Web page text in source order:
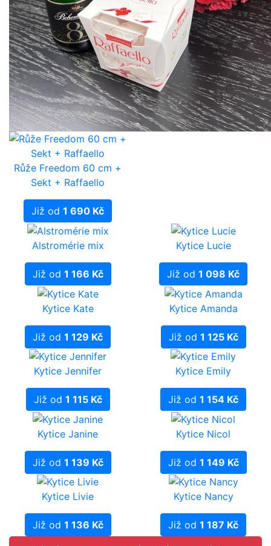
Růže Freedom 60 cm +
Sekt + Raffaello
Již od 1 690 Kč
Alstromérie mix
Již od 1 166 Kč
Kytice Lucie
Již od 1 098 Kč
Kytice Kate
Již od 1 129 Kč
Kytice Amanda
Již od 1 125 Kč
Kytice Jennifer
Již od 1 115 Kč
Kytice Emily
Již od 1 154 Kč
Kytice Janine
Již od 1 139 Kč
Kytice Nicol
Již od 1 149 Kč
Kytice Livie
Již od 1 136 Kč
Kytice Nancy
Již od 1 187 Kč